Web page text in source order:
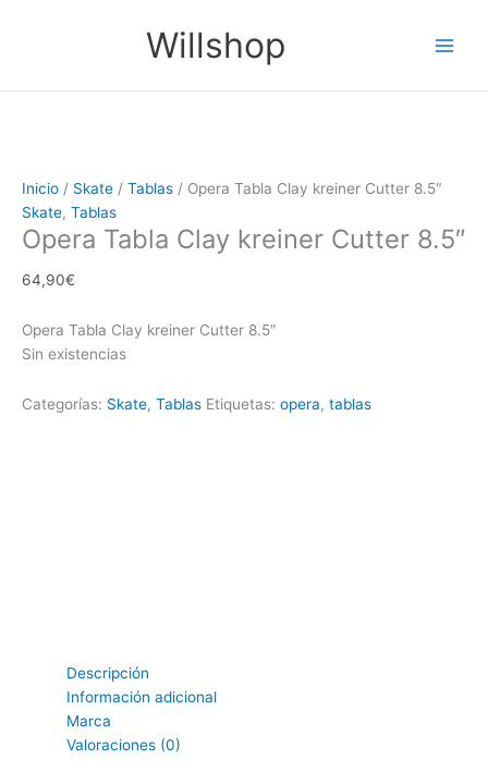
Willshop
Inicio / Skate / Tablas / Opera Tabla Clay kreiner Cutter 8.5″
Skate, Tablas
Opera Tabla Clay kreiner Cutter 8.5″
64,90€
Opera Tabla Clay kreiner Cutter 8.5″
Sin existencias
Categorías: Skate, Tablas Etiquetas: opera, tablas
Descripción
Información adicional
Marca
Valoraciones (0)